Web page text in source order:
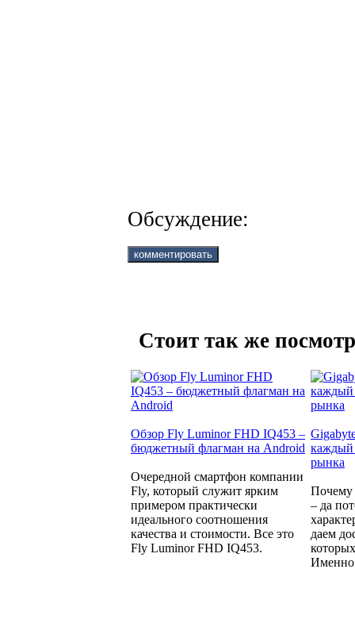
Обсуждение:
Стоит так же
Обзор Fly Luminor FHD IQ453 –
бюджетный флагман на Android
Очередной смартфон компании
Fly, который служит ярким
примером практически
идеального соотношения
качества и стоимости. Все это
Fly Luminor FHD IQ453.
каждый
рынка
Почему
– да
даем
Именно